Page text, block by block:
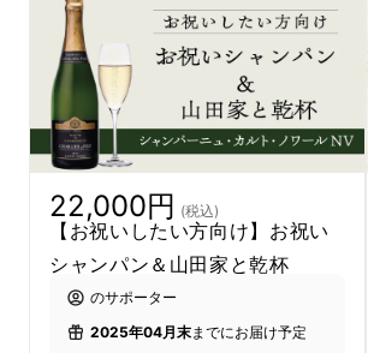
22,000円 (税込)
【お祝いしたい方向け】お祝い
シャンパン＆山田家と乾杯
のサポーター
2025年04月末までにお届け予定